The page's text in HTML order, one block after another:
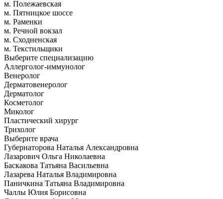
м. Полежаевская
м. Пятницкое шоссе
м. Раменки
м. Речной вокзал
м. Сходненская
м. Текстильщики
Выберите специализацию
Аллерголог-иммунолог
Венеролог
Дерматовенеролог
Дерматолог
Косметолог
Миколог
Пластический хирург
Трихолог
Выберите врача
Губернаторова Наталья Александровна
Лазарович Ольга Николаевна
Баскакова Татьяна Васильевна
Лазарева Наталья Владимировна
Паничкина Татьяна Владимировна
Чаллы Юлия Борисовна